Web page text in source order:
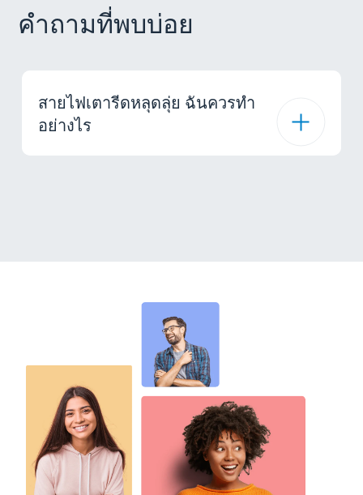
คำถามที่พบบ่อย
สายไฟเตารีดหลุดลุ่ย ฉันควรทำ
อย่างไร